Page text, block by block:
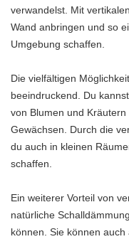
verwandelst. Mit
Wand anbringen und so
Umgebung schaffen.
Die vielfältigen
beeindruckend. Du
von Blumen und
Gewächsen. Durch die
du auch in kleinen
schaffen.
Ein weiterer Vorteil von
natürliche
können. Sie können